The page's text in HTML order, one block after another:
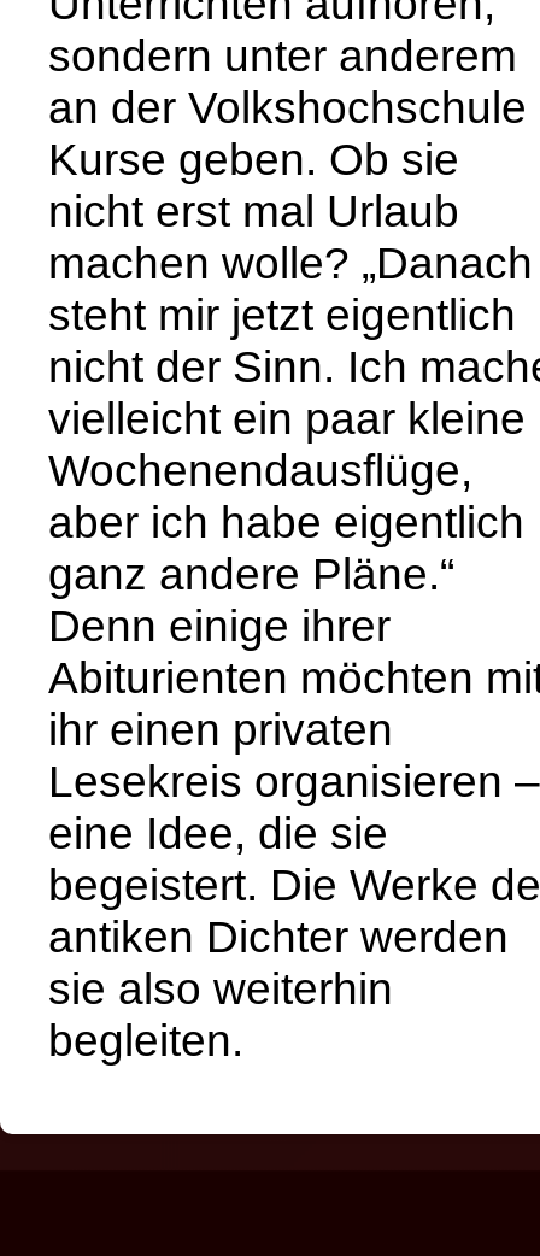
sondern unter anderem
an der Volkshochschule
Kurse geben. Ob sie
nicht erst mal Urlaub
machen wolle? „Danach
steht mir jetzt eigentlich
nicht der Sinn. Ich
vielleicht ein paar kleine
Wochenendausflüge,
aber ich habe eigentlich
ganz andere Pläne.“
Denn einige ihrer
Abiturienten möchten
ihr einen privaten
Lesekreis organisieren –
eine Idee, die sie
begeistert. Die Werke
antiken Dichter werden
sie also weiterhin
begleiten.